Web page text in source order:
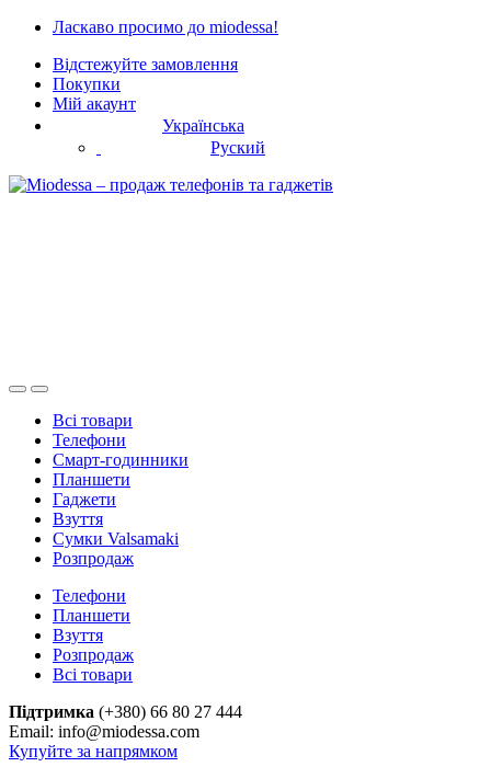
Skip
navigation
Skip
content
Ласкаво просимо до miodessa!
Відстежуйте замовлення
Покупки
Мій акаунт
Українська
Руский
Всі товари
Телефони
Смарт-годинники
Планшети
Гаджети
Взуття
Сумки Valsamaki
Розпродаж
Телефони
Планшети
Взуття
Розпродаж
Всі товари
Підтримка (+380) 66 80 27 444
Email: info@miodessa.com
Купуйте за напрямком